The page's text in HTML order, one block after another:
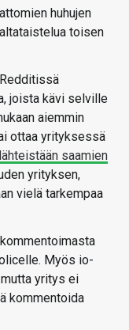
huhujen
toisen
Redditissä
joista kävi selville
aiemmin
ottaa yrityksessä
saamien
yrityksen,
vielä tarkempaa
Myös io-
yritys ei
kommentoida